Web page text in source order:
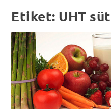
Etiket: UHT süt